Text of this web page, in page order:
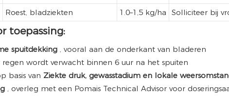
Roest, bladziekten 1.0–1,5 kg/ha Solliciteer bij
toepassing:
spuitdekking , vooral aan de onderkant van bladeren
regen wordt verwacht binnen 6 uur na het spuiten
basis van Ziekte druk, gewasstadium en lokale
, overleg met een Pomais Technical Advisor voor